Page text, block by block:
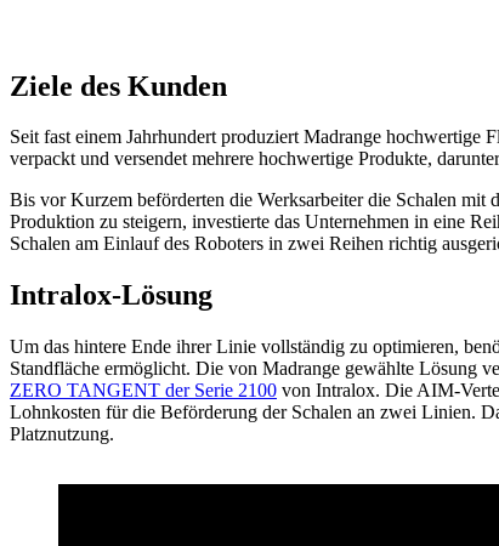
Ziele des Kunden
Seit fast einem Jahrhundert produziert Madrange
verpackt und versendet mehrere hochwertige Produkte,
Bis vor Kurzem beförderten die Werksarbeiter die Schalen mit
Produktion zu steigern, investierte das Unternehmen in eine
Schalen am Einlauf des Roboters in zwei Reihen richtig
Intralox-Lösung
Um das hintere Ende ihrer Linie vollständig zu optimieren,
Standfläche ermöglicht. Die von Madrange gewählte Lösung
ZERO TANGENT der Serie 2100 von Intralox. Die AIM-
Lohnkosten für die Beförderung der Schalen an zwei Linien.
Platznutzung.